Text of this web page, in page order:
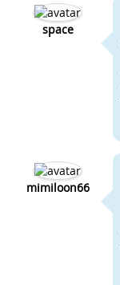
space
mimiloon66